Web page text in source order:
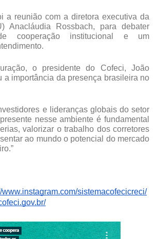
a reunião com a diretora executiva da
Anacláudia Rossbach, para debater
cooperação institucional e um
o presidente do Cofeci, João
a importância da presença brasileira no
e lideranças globais do setor
nesse ambiente é fundamental
valorizar o trabalho dos corretores
ao mundo o potencial do mercado
www.instagram.com/sistemacofecicreci/